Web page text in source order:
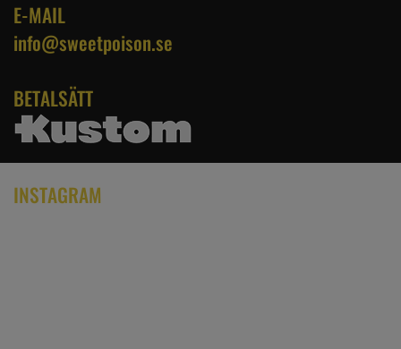
E-MAIL
info@sweetpoison.se
BETALSÄTT
INSTAGRAM